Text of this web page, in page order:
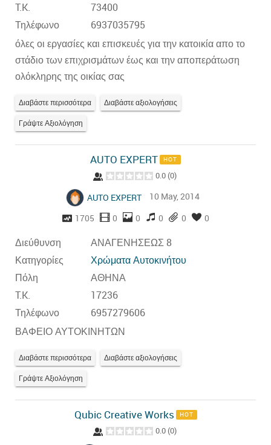
T.K.
73400
Τηλέφωνο
6937035795
όλες οι εργασίες και επισκευές για την κατοικία απο το
στάδιο των επιχρισμάτων έως και την αποπεράτωση
ολόκληρης της οικίας σας
Διαβάστε περισσότερα Διαβάστε αξιολογήσεις
Γράψτε Αξιολόγηση
AUTO EXPERT HOT
0.0 (0)
AUTO EXPERT
10 May, 2014
1705
0 0 0 0 0
Διεύθυνση
ΑΝΑΓΕΝΗΣΕΩΣ 8
Κατηγορίες
Χρώματα Αυτοκινήτου
Πόλη
ΑΘΗΝΑ
T.K.
17236
Τηλέφωνο
6957279606
ΒΑΦΕΙΟ ΑΥΤΟΚΙΝΗΤΩΝ
Διαβάστε περισσότερα Διαβάστε αξιολογήσεις
Γράψτε Αξιολόγηση
Qubic Creative Works HOT
0.0 (0)